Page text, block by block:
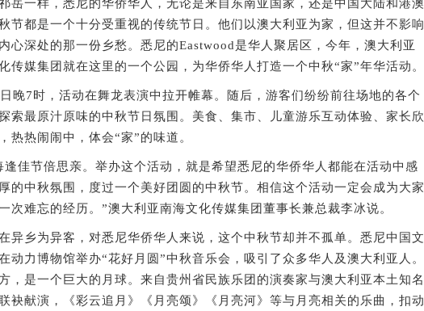
一样，悉尼的华侨华人，无论是来自东南亚国家，还是中国大陆和港澳
节都是一个十分受重视的传统节日。他们以澳大利亚为家，但这并不影响
心深处的那一份乡愁。悉尼的Eastwood是华人聚居区，今年，澳大利亚
传媒集团就在这里的一个公园，为华侨华人打造一个中秋“家”年华活动。
7时，活动在舞龙表演中拉开帷幕。随后，游客们纷纷前往场地的各个
索最原汁原味的中秋节日氛围。美食、集市、儿童游乐互动体验、家长欣
热热闹闹中，体会“家”的味道。
节倍思亲。举办这个活动，就是希望悉尼的华侨华人都能在活动中感
的中秋氛围，度过一个美好团圆的中秋节。相信这个活动一定会成为大家
次难忘的经历。”澳大利亚南海文化传媒集团董事长兼总裁李冰说。
乡为异客，对悉尼华侨华人来说，这个中秋节却并不孤单。悉尼中国文
动力博物馆举办“花好月圆”中秋音乐会，吸引了众多华人及澳大利亚人。
，是一个巨大的月球。来自贵州省民族乐团的演奏家与澳大利亚本土知名
袂献演，《彩云追月》《月亮颂》《月亮河》等与月亮相关的乐曲，扣动